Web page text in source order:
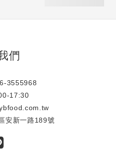
們
3555968
17:30
安新一路189號